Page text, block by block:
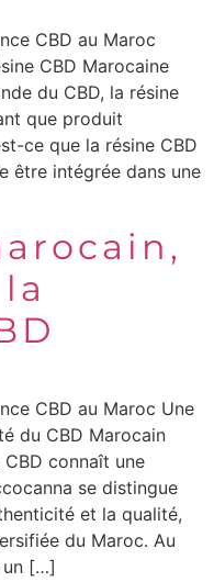
CBD au Maroc
CBD Marocaine
du CBD, la résine
que produit
ce que la résine CBD
être intégrée dans une
CBD au Maroc Une
du CBD Marocain
CBD connaît une
se distingue
et la qualité,
du Maroc. Au
un […]